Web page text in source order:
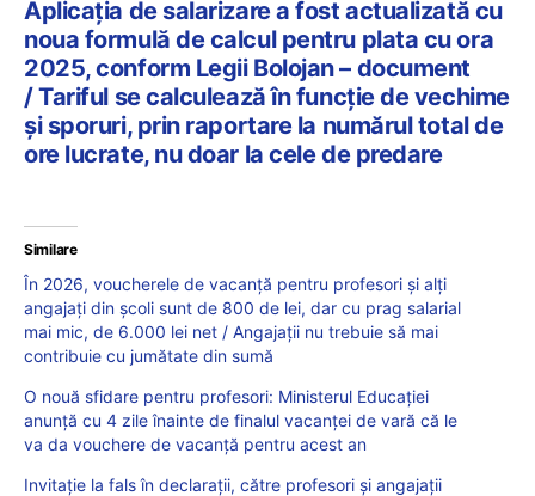
Aplicația de salarizare a fost actualizată cu
noua formulă de calcul pentru plata cu ora
2025, conform Legii Bolojan – document
/ Tariful se calculează în funcție de vechime
și sporuri, prin raportare la numărul total de
ore lucrate, nu doar la cele de predare
Similare
În 2026, voucherele de vacanță pentru profesori și alți
angajați din școli sunt de 800 de lei, dar cu prag salarial
mai mic, de 6.000 lei net / Angajații nu trebuie să mai
contribuie cu jumătate din sumă
O nouă sfidare pentru profesori: Ministerul Educației
anunță cu 4 zile înainte de finalul vacanței de vară că le
va da vouchere de vacanță pentru acest an
Invitație la fals în declarații, către profesori și angajații